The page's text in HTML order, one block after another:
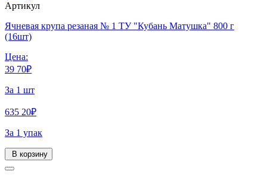
Артикул
Ячневая крупа резаная № 1 ТУ "Кубань Матушка" 800 г
(16шт)
Цена:
39 70₽
За 1 шт
635 20₽
За 1 упак
В корзину